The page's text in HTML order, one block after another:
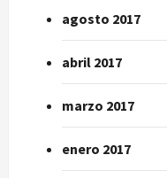
agosto 2017
abril 2017
marzo 2017
enero 2017